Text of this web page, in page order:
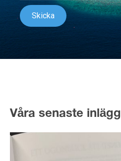
Våra senaste inlägg